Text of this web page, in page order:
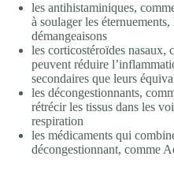
les antihistaminiques,
à soulager les
démangeaisons
les corticostéroïdes nasaux,
peuvent réduire
secondaires que leurs
les décongestionnants,
rétrécir les tissus dans les
respiration
les médicaments qui
décongestionnant, comme